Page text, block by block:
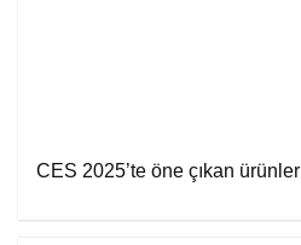
CES 2025’te öne çıkan ürünler